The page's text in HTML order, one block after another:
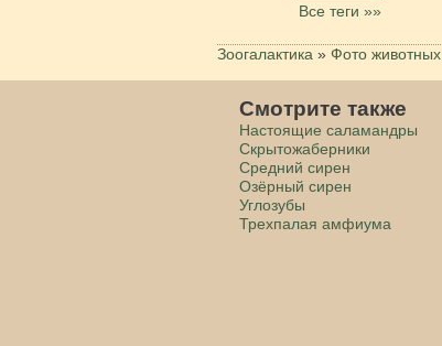
Все теги »»
Зоогалактика » Фото животных
Смотрите также
Настоящие саламандры
Скрытожаберники
Cредний сирен
Озёрный сирен
Углозубы
Трехпалая амфиума